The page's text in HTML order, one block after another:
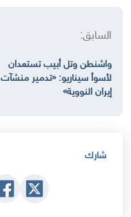
السابق:
واشنطن وتل أبيب تستعدان
لأسوأ سيناريو: «تدمير منشآت
إيران النووية»
شارك